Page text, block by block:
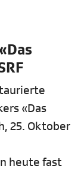
«Das
25. Oktober
heute fast